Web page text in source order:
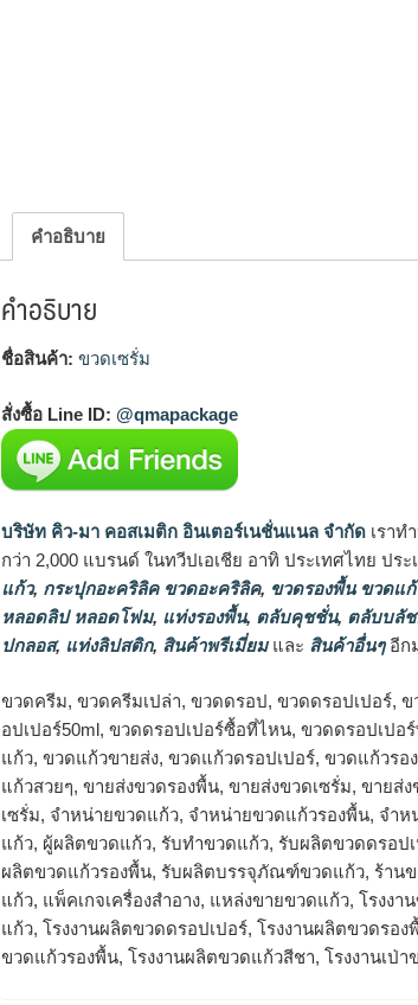
คำอธิบาย
คำอธิบาย
ชื่อสินค้า: ขวดเซรั่ม
สั่งซื้อ Line ID: @qmapackage
บริษัท คิว-มา คอสเมติก อินเตอร์เนชั่นแนล จำกัด เราท
กว่า 2,000 แบรนด์ ในทวีปเอเชีย อาทิ ประเทศไทย ป
แก้ว, กระปุกอะคริลิค ขวดอะคริลิค, ขวดรองพื้น ขวดแ
หลอดลิป หลอดโฟม, แท่งรองพื้น, ตลับคุชชั่น, ตลับบลั
ปกลอส, แท่งลิปสติก, สินค้าพรีเมี่ยมและ สินค้าอื่นๆอีก
ขวดครีม, ขวดครีมเปล่า, ขวดดรอป, ขวดดรอปเปอร์, ข
อปเปอร์50ml, ขวดดรอปเปอร์ซื้อที่ไหน, ขวดดรอปเป
แก้ว, ขวดแก้วขายส่ง, ขวดแก้วดรอปเปอร์, ขวดแก้วรอ
แก้วสวยๆ, ขายส่งขวดรองพื้น, ขายส่งขวดเซรั่ม, ขาย
เซรั่ม, จำหน่ายขวดแก้ว, จำหน่ายขวดแก้วรองพื้น, จํ
แก้ว, ผู้ผลิตขวดแก้ว, รับทำขวดแก้ว, รับผลิตขวดดรอ
ผลิตขวดแก้วรองพื้น, รับผลิตบรรจุภัณฑ์ขวดแก้ว, ร้าน
แก้ว, แพ็คเกจเครื่องสำอาง, แหล่งขายขวดแก้ว, โรงง
แก้ว, โรงงานผลิตขวดดรอปเปอร์, โรงงานผลิตขวดรอ
ขวดแก้วรองพื้น, โรงงานผลิตขวดแก้วสีชา, โรงงานเป่